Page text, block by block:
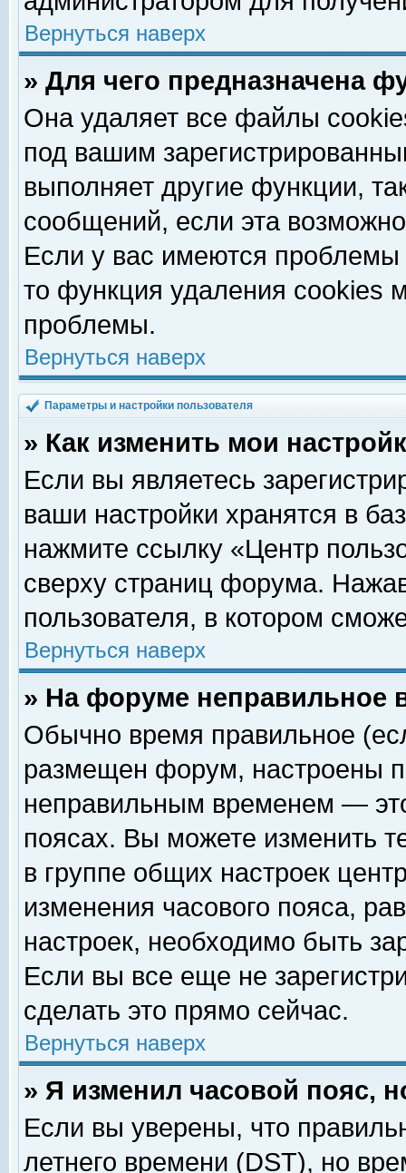
Вернуться наверх
» Для чего предназначена
Она удаляет все файлы
под вашим
выполняет другие функции,
сообщений, если эта
Если у вас имеются
то функция удаления cookies
проблемы.
Вернуться наверх
Параметры и настройки пользователя
» Как изменить мои
Если вы являетесь
ваши настройки хранятся в
нажмите ссылку «Центр
сверху страниц форума.
пользователя, в котором
Вернуться наверх
» На форуме неправильное
Обычно время правильное
размещен форум, настроены
неправильным временем —
поясах. Вы можете изменить
в группе общих настроек
изменения часового пояса,
настроек, необходимо быть
Если вы все еще не
сделать это прямо сейчас.
Вернуться наверх
» Я изменил часовой пояс,
Если вы уверены, что
летнего времени (DST), но